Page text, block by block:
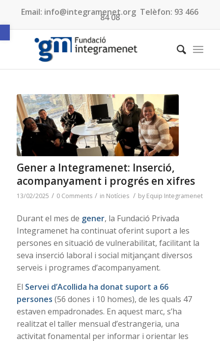
Obre la barra d'eines
Email: info@integramenet.org Telèfon: 93 466
84 08
Gener a Integramenet: Inserció,
acompanyament i progrés en xifres
13/02/2025 / 0 Comments / in Notícies / by Equip Integramenet
Durant el mes de gener, la Fundació Privada
Integramenet ha continuat oferint suport a les
persones en situació de vulnerabilitat, facilitant la
seva inserció laboral i social mitjançant diversos
serveis i programes d’acompanyament.
El Servei d’Acollida ha donat suport a 66
persones (56 dones i 10 homes), de les quals 47
estaven empadronades. En aquest marc, s’ha
realitzat el taller mensual d’estrangeria, una
activitat fonamental per informar i orientar les